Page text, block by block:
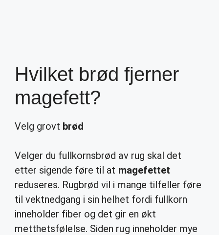
Hvilket brød fjerner
magefett?
Velg grovt brød
Velger du fullkornsbrød av rug skal det
etter sigende føre til at magefettet
reduseres. Rugbrød vil i mange tilfeller føre
til vektnedgang i sin helhet fordi fullkorn
inneholder fiber og det gir en økt
metthetsfølelse. Siden rug inneholder mye